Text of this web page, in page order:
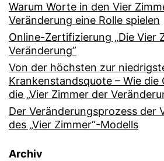
Warum Worte in den Vier
Veränderung eine Rolle spielen
Online-Zertifizierung „Die Vier
Veränderung”
Von der höchsten zur
Krankenstandsquote – Wie die
die „Vier Zimmer der
Der Veränderungsprozess der
des „Vier Zimmer“-Modells
Archiv